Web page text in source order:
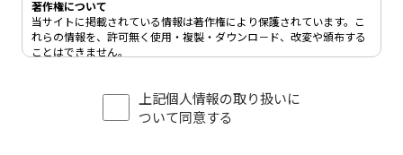
著作権について
当サイトに掲載されている情報は著作権により保護されています。こ
れらの情報を、許可無く使用・複製・ダウンロ－ド、改変や頒布する
ことはできません。
当サイトへのリンクをご希望の方は、問い合わせ窓口までご連絡下さ
上記個人情報の取り扱いに
ついて同意する